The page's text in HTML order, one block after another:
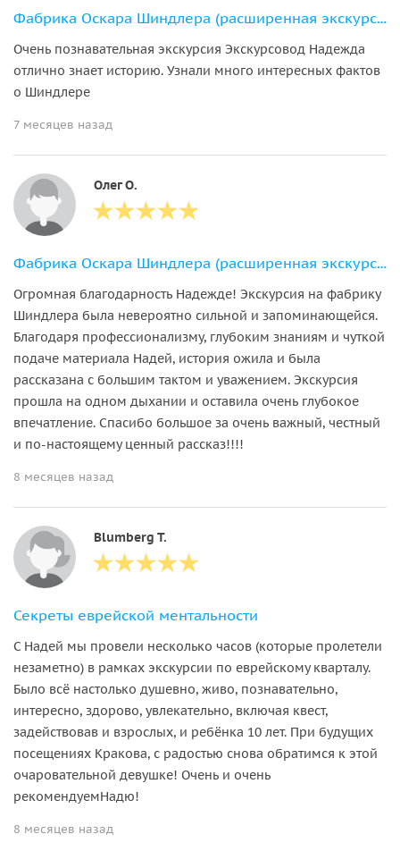
Фабрика Оскара Шиндлера (расширенная экскурсия)
Очень познавательная экскурсия Экскурсовод Надежда
отлично знает историю. Узнали много интересных фактов
о Шиндлере
7 месяцев назад
Oлег O.
Фабрика Оскара Шиндлера (расширенная экскурсия)
Огромная благодарность Надежде! Экскурсия на фабрику
Шиндлера была невероятно сильной и запоминающейся.
Благодаря профессионализму, глубоким знаниям и чуткой
подаче материала Надей, история ожила и была
рассказана с большим тактом и уважением. Экскурсия
прошла на одном дыхании и оставила очень глубокое
впечатление. Спасибо большое за очень важный, честный
и по-настоящему ценный рассказ!!!!
8 месяцев назад
Blumberg T.
Секреты еврейской ментальности
С Надей мы провели несколько часов (которые пролетели
незаметно) в рамках экскурсии по еврейскому кварталу.
Было всё настолько душевно, живо, познавательно,
интересно, здорово, увлекательно, включая квест,
задействовав и взрослых, и ребёнка 10 лет. При будущих
посещениях Кракова, с радостью снова обратимся к этой
очаровательной девушке! Очень и очень
рекомендуемНадю!
8 месяцев назад